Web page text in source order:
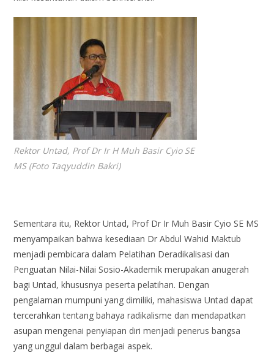
Rektor Untad, Prof Dr Ir H Muh Basir Cyio SE
MS (Foto Taqyuddin Bakri)
Sementara itu, Rektor Untad, Prof Dr Ir Muh Basir Cyio SE MS
menyampaikan bahwa kesediaan Dr Abdul Wahid Maktub
menjadi pembicara dalam Pelatihan Deradikalisasi dan
Penguatan Nilai-Nilai Sosio-Akademik merupakan anugerah
bagi Untad, khususnya peserta pelatihan. Dengan
pengalaman mumpuni yang dimiliki, mahasiswa Untad dapat
tercerahkan tentang bahaya radikalisme dan mendapatkan
asupan mengenai penyiapan diri menjadi penerus bangsa
yang unggul dalam berbagai aspek.